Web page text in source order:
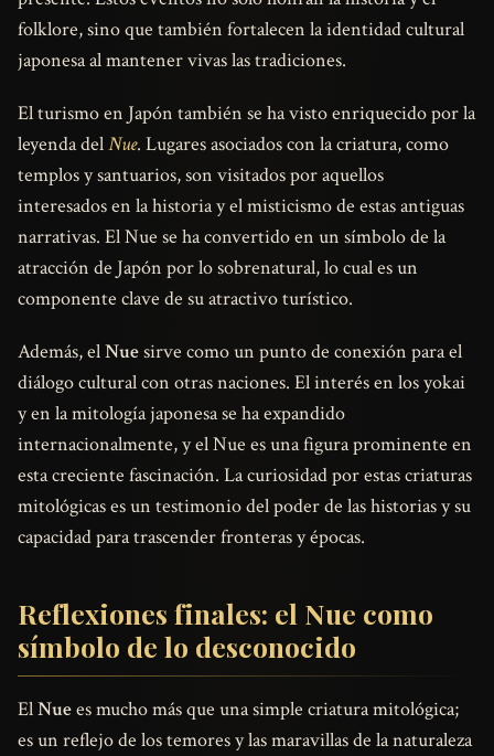
folklore, sino que también fortalecen la identidad cultural
japonesa al mantener vivas las tradiciones.
El turismo en Japón también se ha visto enriquecido por la
leyenda delNue. Lugares asociados con la criatura, como
templos y santuarios, son visitados por aquellos
interesados en la historia y el misticismo de estas antiguas
narrativas. El Nue se ha convertido en un símbolo de la
atracción de Japón por lo sobrenatural, lo cual es un
componente clave de su atractivo turístico.
Además, elNuesirve como un punto de conexión para el
diálogo cultural con otras naciones. El interés en los yokai
y en la mitología japonesa se ha expandido
internacionalmente, y el Nue es una figura prominente en
esta creciente fascinación. La curiosidad por estas criaturas
mitológicas es un testimonio del poder de las historias y su
capacidad para trascender fronteras y épocas.
Reflexiones finales: el Nue como
símbolo de lo desconocido
ElNuees mucho más que una simple criatura mitológica;
es un reflejo de los temores y las maravillas de la naturaleza